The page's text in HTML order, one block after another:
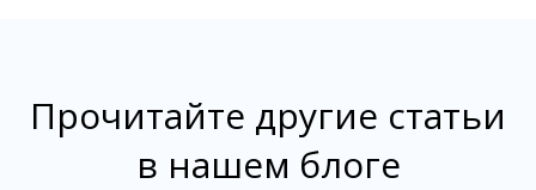
Прочитайте другие статьи
в нашем блоге